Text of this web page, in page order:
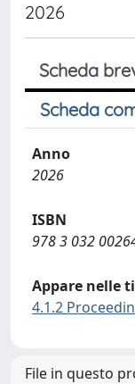
2026
Scheda
Scheda
Anno
2026
ISBN
978 3 032
Appare nelle
4.1.2
File in questo